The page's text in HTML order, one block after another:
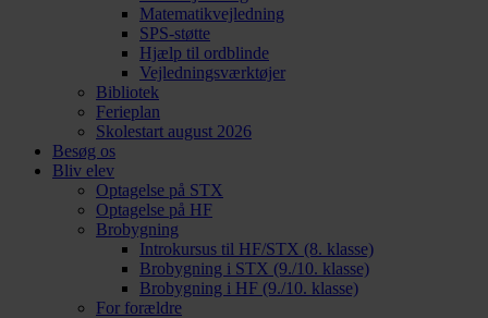
Matematikvejledning
SPS-støtte
Hjælp til ordblinde
Vejledningsværktøjer
Bibliotek
Ferieplan
Skolestart august 2026
Besøg os
Bliv elev
Optagelse på STX
Optagelse på HF
Brobygning
Introkursus til HF/STX (8. klasse)
Brobygning i STX (9./10. klasse)
Brobygning i HF (9./10. klasse)
For forældre